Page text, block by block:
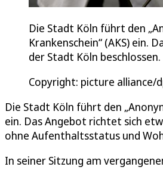
Die Stadt Köln führt den
Krankenschein“ (AKS) ein.
der Stadt Köln
Copyright: picture alliance/
Die Stadt Köln führt den
ein. Das Angebot richtet sich
ohne Aufenthaltsstatus und
In seiner Sitzung am